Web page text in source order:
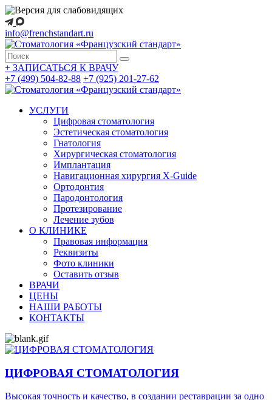
info@frenchstandart.ru
+ ЗАПИСАТЬСЯ К ВРАЧУ
+7 (499) 504-82-88 +7 (925) 201-27-62
УСЛУГИ
Цифровая стоматология
Эстетическая стоматология
Гнатология
Хирургическая стоматология
Имплантация
Навигационная хирургия X-Guide
Ортодонтия
Пародонтология
Протезирование
Лечение зубов
О КЛИНИКЕ
Правовая информация
Реквизиты
Фото клиники
Оставить отзыв
ВРАЧИ
ЦЕНЫ
НАШИ РАБОТЫ
КОНТАКТЫ
ЦИФРОВАЯ СТОМАТОЛОГИЯ
Высокая точность и качество, в создании реставрации за одно